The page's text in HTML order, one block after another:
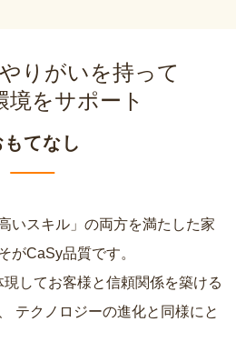
りがいを持って
境をサポート
もてなし
いスキル」の両方を満たした家
がCaSy品質です。
してお客様と信頼関係を築ける